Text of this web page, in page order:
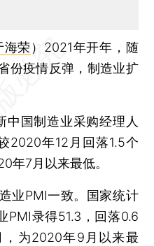
海荣） 2021年开年，随
份疫情反弹，制造业扩
国制造业采购经理人
2020年12月回落1.5个
年7月以来最低。
PMI一致。国家统计
PMI录得51.3，回落0.6
为2020年9月以来最